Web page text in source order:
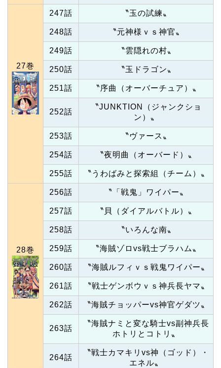
27巻
247話 〝玉の試練〟
248話 〝元神様ｖｓ神官〟
249話 〝雲隠れの村〟
250話 〝玉ドラゴン〟
251話 〝序曲（オーバーチュア）〟
252話
〝JUNKTION（ジャンクショ
ン）〟
253話 〝ヴァース〟
254話 〝夜明曲（オーバード）〟
255話 〝うわばみと探索組（チーム）〟
28巻
256話 〝「戦鬼」ワイパー〟
257話 〝貝（ダイアルバトル）〟
258話 〝いろんな南〟
259話 〝海賊ゾロvs戦士ブラハム〟
260話 〝海賊ルフィｖｓ戦鬼ワイパー〟
261話 〝戦士ゲンボウｖｓ神兵長ヤマ〟
262話 〝海賊チョッパーvs神官ゲダツ〟
263話
〝海賊ナミと変な騎士vs副神兵長
ホトリとコトリ〟
264話
〝戦士カマキリvs神（ゴッド）・
エネル〟